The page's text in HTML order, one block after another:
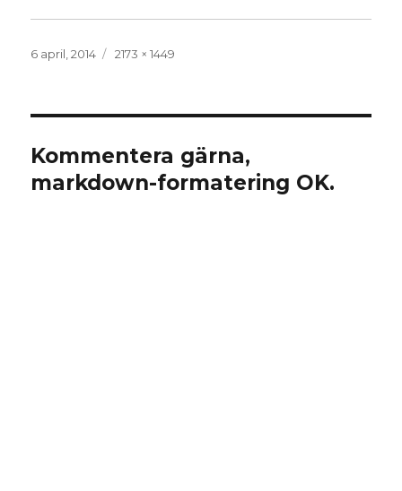
Publicerat
6 april, 2014
Full
2173 × 1449
Kommentera gärna,
markdown-formatering OK.